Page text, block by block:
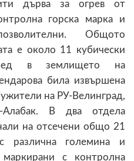
дърва за огрев от
горска марка и
Общото
е около 11 кубически
в землището на
била извършена
на РУ-Велинград,
В два отдела
на отсечени общо 21
големина и
с контролна